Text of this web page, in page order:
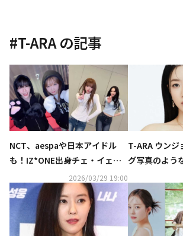
#T-ARA の記事
NCT、aespaや日本アイドル
も！IZ*ONE出身チェ・イェナ
の新曲「キャッチ キャッチ」ダ
ンスがバズリ中
2026/03/29 19:00
T-ARA ウンジ
グ写真のよう
優雅な魅力を